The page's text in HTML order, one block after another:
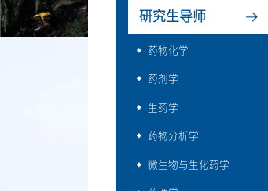
研究生导师
药物化学
药剂学
生药学
药物分析学
微生物与生化药学